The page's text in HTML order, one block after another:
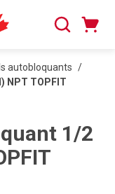
Recherche
autobloquants /
NPT TOPFIT
1/2